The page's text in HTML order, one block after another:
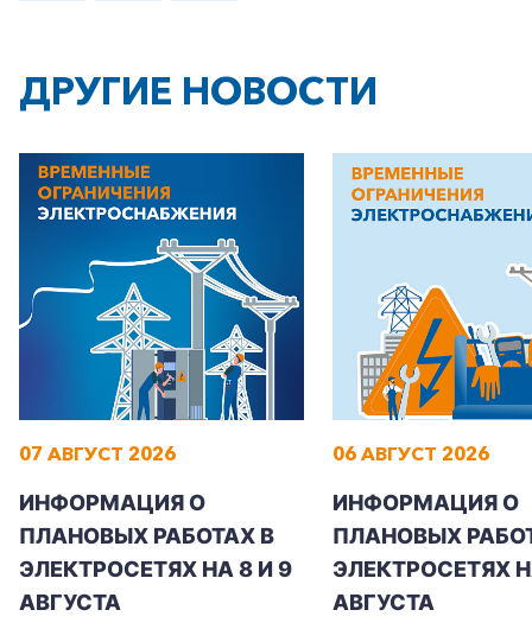
ДРУГИЕ НОВОСТИ
07 АВГУСТ 2026
ИНФОРМАЦИЯ О
ПЛАНОВЫХ РАБОТАХ В
ЭЛЕКТРОСЕТЯХ НА 8 И 9
АВГУСТА
06 АВГУСТ 2026
ИНФОРМАЦИЯ О
ПЛАНОВЫХ
ЭЛЕКТРОСЕТЯХ
АВГУСТА